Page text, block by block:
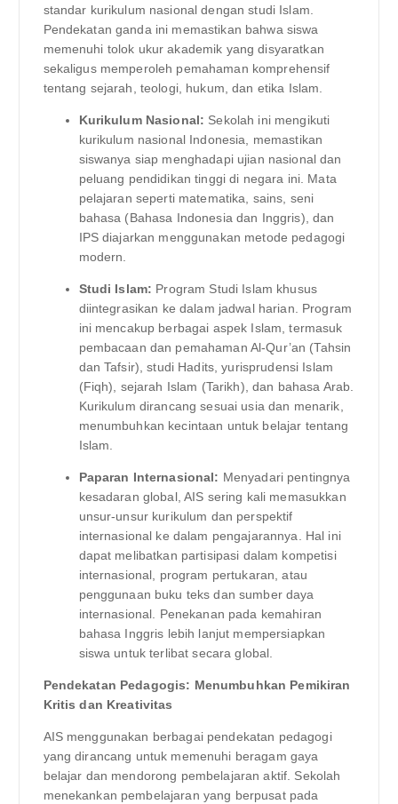
standar kurikulum nasional dengan studi Islam.
Pendekatan ganda ini memastikan bahwa siswa
memenuhi tolok ukur akademik yang disyaratkan
sekaligus memperoleh pemahaman komprehensif
tentang sejarah, teologi, hukum, dan etika Islam.
Kurikulum Nasional: Sekolah ini mengikuti
kurikulum nasional Indonesia, memastikan
siswanya siap menghadapi ujian nasional dan
peluang pendidikan tinggi di negara ini. Mata
pelajaran seperti matematika, sains, seni
bahasa (Bahasa Indonesia dan Inggris), dan
IPS diajarkan menggunakan metode pedagogi
modern.
Studi Islam: Program Studi Islam khusus
diintegrasikan ke dalam jadwal harian. Program
ini mencakup berbagai aspek Islam, termasuk
pembacaan dan pemahaman Al-Qur’an (Tahsin
dan Tafsir), studi Hadits, yurisprudensi Islam
(Fiqh), sejarah Islam (Tarikh), dan bahasa Arab.
Kurikulum dirancang sesuai usia dan menarik,
menumbuhkan kecintaan untuk belajar tentang
Islam.
Paparan Internasional: Menyadari pentingnya
kesadaran global, AIS sering kali memasukkan
unsur-unsur kurikulum dan perspektif
internasional ke dalam pengajarannya. Hal ini
dapat melibatkan partisipasi dalam kompetisi
internasional, program pertukaran, atau
penggunaan buku teks dan sumber daya
internasional. Penekanan pada kemahiran
bahasa Inggris lebih lanjut mempersiapkan
siswa untuk terlibat secara global.
Pendekatan Pedagogis: Menumbuhkan Pemikiran
Kritis dan Kreativitas
AIS menggunakan berbagai pendekatan pedagogi
yang dirancang untuk memenuhi beragam gaya
belajar dan mendorong pembelajaran aktif. Sekolah
menekankan pembelajaran yang berpusat pada